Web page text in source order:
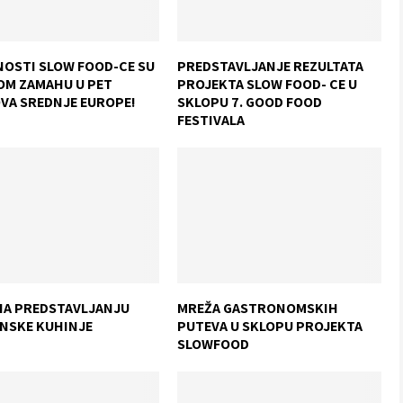
SLOW FOOD-CE SU
ZAMAHU U PET
SREDNJE EUROPE!
PREDSTAVLJANJE REZULTATA
PROJEKTA SLOW FOOD- CE U
SKLOPU 7. GOOD FOOD
FESTIVALA
PREDSTAVLJANJU
KUHINJE
MREŽA GASTRONOMSKIH
PUTEVA U SKLOPU PROJEKTA
SLOWFOOD